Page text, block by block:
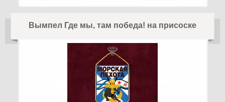
Вымпел Где мы, там победа! на присоске